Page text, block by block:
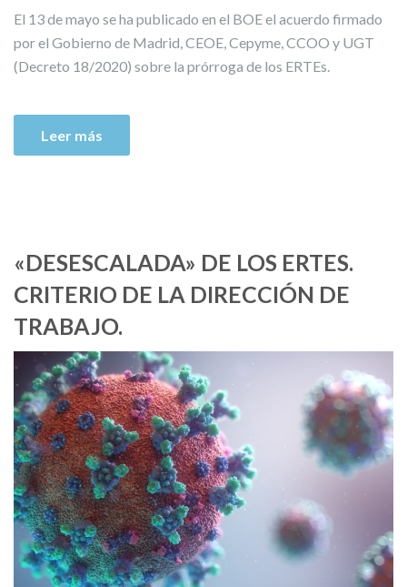
El 13 de mayo se ha publicado en el BOE el acuerdo firmado
por el Gobierno de Madrid, CEOE, Cepyme, CCOO y UGT
(Decreto 18/2020) sobre la prórroga de los ERTEs.
Leer más
«DESESCALADA» DE LOS ERTES.
CRITERIO DE LA DIRECCIÓN DE
TRABAJO.